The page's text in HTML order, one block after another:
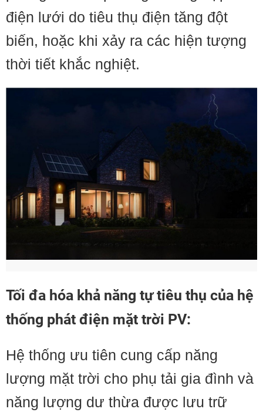
điện lưới do tiêu thụ điện tăng đột
biến, hoặc khi xảy ra các hiện tượng
thời tiết khắc nghiệt.
Tối đa hóa khả năng tự tiêu thụ của hệ
thống phát điện mặt trời PV:
Hệ thống ưu tiên cung cấp năng
lượng mặt trời cho phụ tải gia đình và
năng lượng dư thừa được lưu trữ